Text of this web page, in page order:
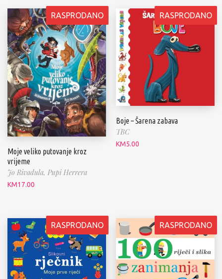
RASPRODANO
Moje veliko putovanje kroz
vrijeme
Jo Rivadula, Pupi Herrera
KM17.00
RASPRODANO
Boje – Šarena zabava
TBC
KM5.00
RASPRODANO RASPRODANO